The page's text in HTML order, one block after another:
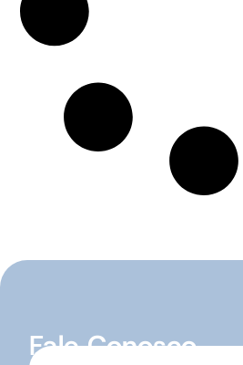
Fale Conosco